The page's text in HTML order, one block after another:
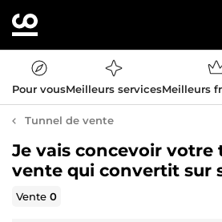
Pour vousMeilleurs servicesMeilleurs
Tunnel de vente
Je vais concevoir votre
vente qui convertit sur
Vente0